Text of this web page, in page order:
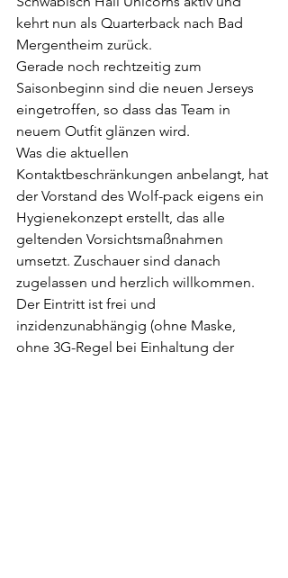
kehrt nun als Quarterback nach Bad
Mergentheim zurück.
Gerade noch rechtzeitig zum
Saisonbeginn sind die neuen Jerseys
eingetroffen, so dass das Team in
neuem Outfit glänzen wird.
Was die aktuellen
Kontaktbeschränkungen anbelangt, hat
der Vorstand des Wolf-pack eigens ein
Hygienekonzept erstellt, das alle
geltenden Vorsichtsmaßnahmen
umsetzt. Zuschauer sind danach
zugelassen und herzlich willkommen.
Der Eintritt ist frei und
inzidenzunabhängig (ohne Maske,
ohne 3G-Regel bei Einhaltung der